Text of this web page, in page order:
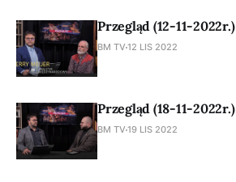
Przegląd (12-11-2022r.)
BM TV12 LIS 2022
Przegląd (18-11-2022r.)
BM TV19 LIS 2022